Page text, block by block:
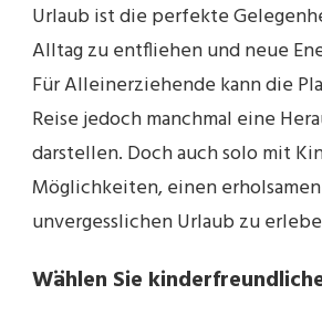
Urlaub ist die perfekte
Alltag zu entfliehen und neue
Für Alleinerziehende kann die
Reise jedoch manchmal eine
darstellen. Doch auch solo mit
Möglichkeiten, einen
unvergesslichen Urlaub zu
Wählen Sie